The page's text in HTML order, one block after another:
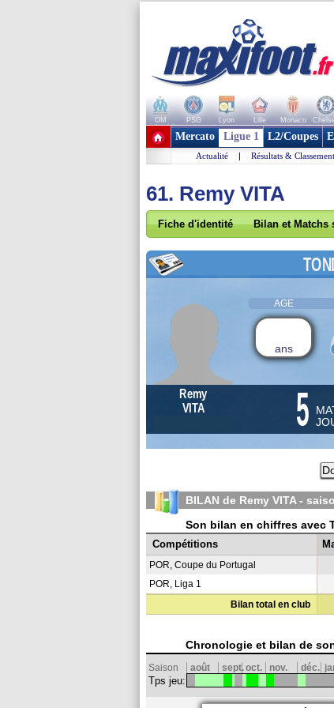
OM PSG Lyon Lille Monaco
+ de clubs
Mercato Ligue 1 L2/Coupes
Actualité | Résultats & Classement
61. Remy VITA
Fiche d'identité Bilan et Matchs
AGE
ans
Remy
VITA
5
BILAN de Remy VITA -
Son bilan en chiffres avec
Compétitions
POR, Coupe du Portugal
POR, Liga 1
Bilan total en club
Chronologie et bilan de
Saison août sept.oct. nov. déc.
Tps jeu: